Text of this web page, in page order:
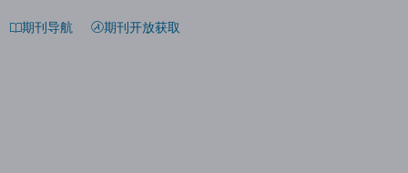
期刊导航 期刊开放获取